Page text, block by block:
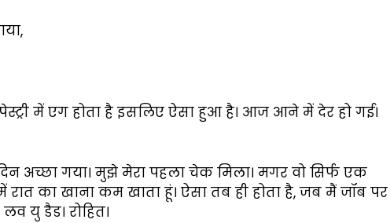
में एग होता है इसलिए ऐसा हुआ है। आज आने में देर हो गई।
अच्छा गया। मुझे मेरा पहला चेक मिला। मगर वो सिर्फ एक
का खाना कम खाता हूं। ऐसा तब ही होता है, जब मैं जॉब पर
यु डैड। रोहित।